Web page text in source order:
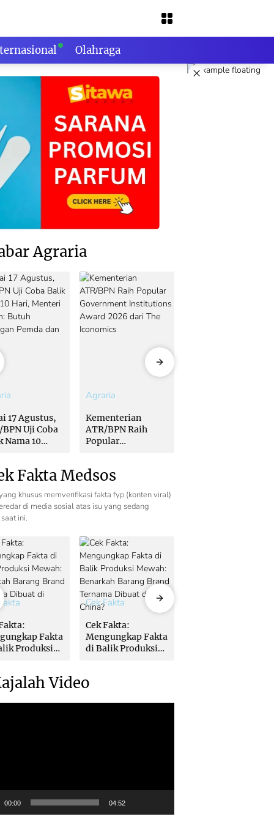
Olahraga
×
Agraria
17 Agustus,
Uji Coba
Nama 10
Pemda
Agraria
Kementerian
ATR/BPN Raih
Popular
2026 dari The
Fakta Medsos
khusus memverifikasi fakta fyp (konten viral)
di media sosial atas isu yang sedang
ini.
Fakta
Produksi
Dibuat di
Cek Fakta
Cek Fakta:
Mengungkap Fakta
di Balik Produksi
Ternama Dibuat di
Video
00:00 04:52